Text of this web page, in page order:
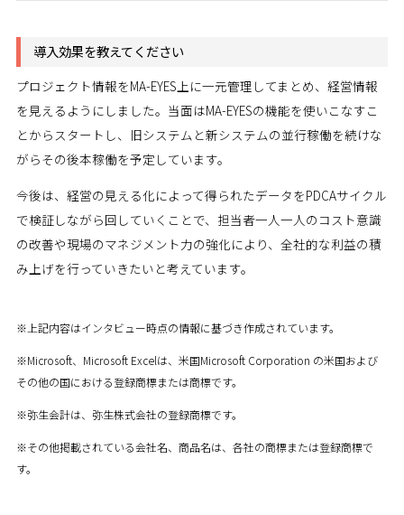
導入効果を教えてください
プロジェクト情報をMA-EYES上に一元管理してまとめ、経営情報
を見えるようにしました。当面はMA-EYESの機能を使いこなすこ
とからスタートし、旧システムと新システムの並行稼働を続けな
がらその後本稼働を予定しています。
今後は、経営の見える化によって得られたデータをPDCAサイクル
で検証しながら回していくことで、担当者一人一人のコスト意識
の改善や現場のマネジメント力の強化により、全社的な利益の積
み上げを行っていきたいと考えています。
※上記内容はインタビュー時点の情報に基づき作成されています。
※Microsoft、Microsoft Excelは、米国Microsoft Corporation の米国および
その他の国における登録商標または商標です。
※弥生会計は、弥生株式会社の登録商標です。
※その他掲載されている会社名、商品名は、各社の商標または登録商標で
す。